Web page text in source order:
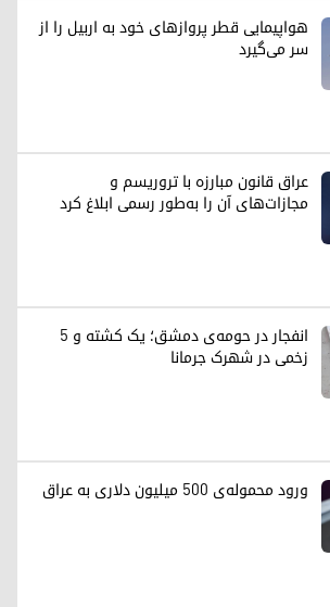
هواپیمایی قطر پروازهای خود به اربیل را از
سر می‌گیرد
عراق قانون مبارزه با تروریسم و
مجازات‌های آن را به‌طور رسمی ابلاغ کرد
انفجار در حومه‌ی دمشق؛ یک کشته و ۵
زخمی در شهرک جرمانا
ورود محموله‌ی ۵۰۰ میلیون دلاری به عراق